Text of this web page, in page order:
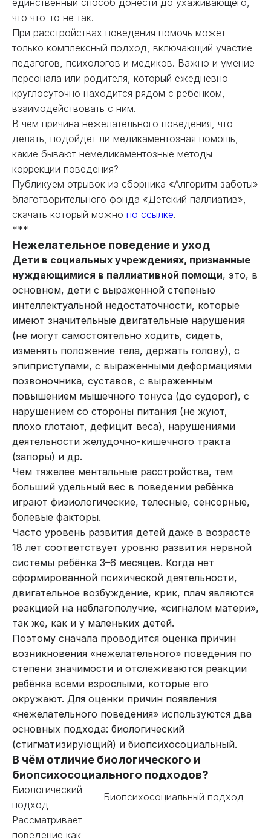
единственный способ донести до ухаживающего,
что что-то не так.
При расстройствах поведения помочь может
только комплексный подход, включающий участие
педагогов, психологов и медиков. Важно и умение
персонала или родителя, который ежедневно
круглосуточно находится рядом с ребенком,
взаимодействовать с ним.
В чем причина нежелательного поведения, что
делать, подойдет ли медикаментозная помощь,
какие бывают немедикаментозные методы
коррекции поведения?
Публикуем отрывок из сборника «Алгоритм заботы»
благотворительного фонда «Детский паллиатив»,
скачать который можно по ссылке.
***
Нежелательное поведение и уход
Дети в социальных учреждениях, признанные
нуждающимися в паллиативной помощи, это, в
основном, дети с выраженной степенью
интеллектуальной недостаточности, которые
имеют значительные двигательные нарушения
(не могут самостоятельно ходить, сидеть,
изменять положение тела, держать голову), с
эпиприступами, с выраженными деформациями
позвоночника, суставов, с выраженным
повышением мышечного тонуса (до судорог), с
нарушением со стороны питания (не жуют,
плохо глотают, дефицит веса), нарушениями
деятельности желудочно-кишечного тракта
(запоры) и др.
Чем тяжелее ментальные расстройства, тем
больший удельный вес в поведении ребёнка
играют физиологические, телесные, сенсорные,
болевые факторы.
Часто уровень развития детей даже в возрасте
18 лет соответствует уровню развития нервной
системы ребёнка 3–6 месяцев. Когда нет
сформированной психической деятельности,
двигательное возбуждение, крик, плач являются
реакцией на неблагополучие, «сигналом матери»,
так же, как и у маленьких детей.
Поэтому сначала проводится оценка причин
возникновения «нежелательного» поведения по
степени значимости и отслеживаются реакции
ребёнка всеми взрослыми, которые его
окружают. Для оценки причин появления
«нежелательного поведения» используются два
основных подхода: биологический
(стигматизирующий) и биопсихосоциальный.
В чём отличие биологического и
биопсихосоциального подходов?
Биологический
подход
Биопсихосоциальный подход
Рассматривает
поведение как